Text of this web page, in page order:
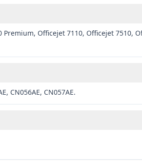
Officejet 7110, Officejet 7510,
CN056AE, CN057AE.